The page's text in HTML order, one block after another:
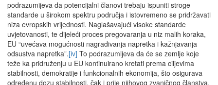
podrazumijeva da potencijalni članovi trebaju ispuniti stroge
standarde u širokom spektru područja i istovremeno se pridržavati
niza evropskih vrijednosti. Naglašavajući visoke standarde
uvjetovanosti, te dijeleći proces pregovaranja u niz malih koraka,
EU “uvećava mogućnosti nagrađivanja napretka i kažnjavanja
odsustva napretka”.[iv] To podrazumijeva da će se zemlje koje
teže ka pridruženju u EU kontinuirano kretati prema ciljevima
stabilnosti, demokratije i funkcionalnih ekonomija, što osigurava
određenu dozu stabilnosti, čak i prije njihovog zvaničnog članstva.